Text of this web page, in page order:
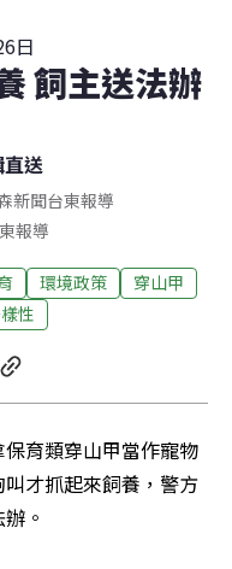
日
飼主送法辦
送
新聞台東報導
報導
環境政策
穿山甲
性
育類穿山甲當作寵物
才抓起來飼養，警方
。